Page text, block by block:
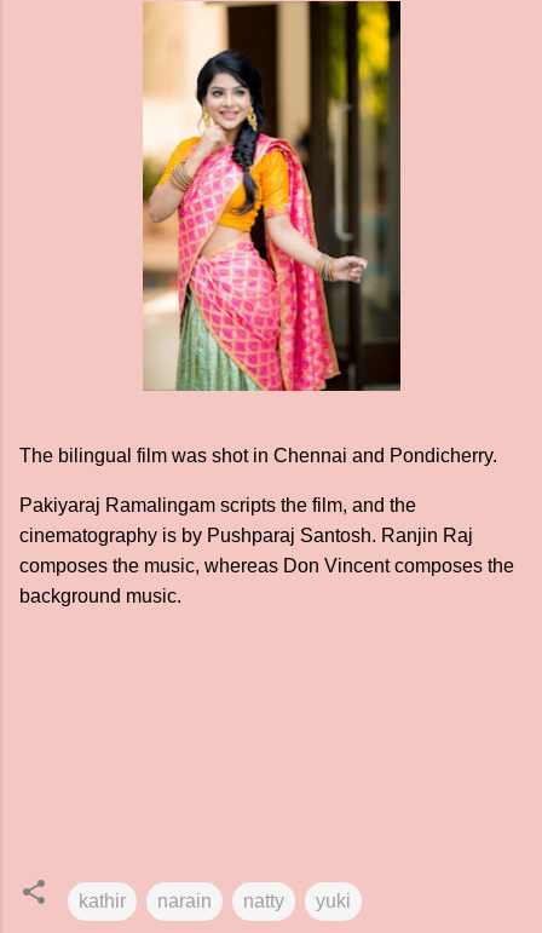
The bilingual film was shot in Chennai and Pondicherry.
Pakiyaraj Ramalingam scripts the film, and the
cinematography is by Pushparaj Santosh. Ranjin Raj
composes the music, whereas Don Vincent composes the
background music.
kathir narain natty yuki